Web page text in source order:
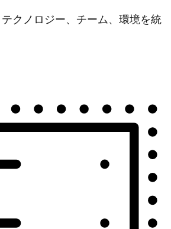
クノロジー、チーム、環境を統